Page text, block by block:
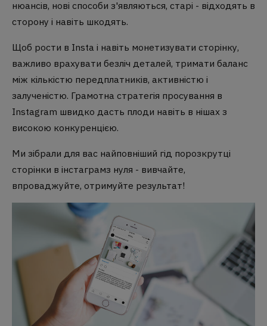
нюансів, нові способи з'являються, старі - відходять в
сторону і навіть шкодять.
Щоб рости в Insta і навіть монетизувати сторінку,
важливо врахувати безліч деталей, тримати баланс
між кількістю передплатників, активністю і
залученістю. Грамотна стратегія просування в
Instagram швидко дасть плоди навіть в нішах з
високою конкуренцією.
Ми зібрали для вас найповніший гід порозкрутці
сторінки в інстаграмз нуля - вивчайте,
впроваджуйте, отримуйте результат!